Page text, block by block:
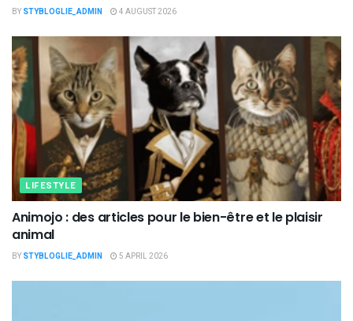
BY STYBLOGLIE_ADMIN 4 AUGUST 2026
LIFESTYLE
Animojo : des articles pour le bien-être et le plaisir
animal
BY STYBLOGLIE_ADMIN 5 APRIL 2026